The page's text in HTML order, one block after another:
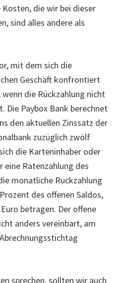
Kosten, die wir bei dieser
sind alles andere als
mit dem sich die
Geschäft konfrontiert
die Rückzahlung nicht
Die Paybox Bank berechnet
den aktuellen Zinssatz der
zuzüglich zwölf
die Karteninhaber oder
eine Ratenzahlung des
monatliche Rückzahlung
des offenen Saldos,
betragen. Der offene
anders vereinbart, am
sprechen, sollten wir auch